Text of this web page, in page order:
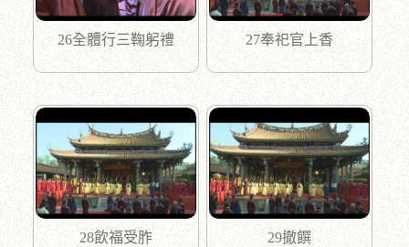
26全體行三鞠躬禮 27奉祀官上香
28飲福受胙 29撤饌